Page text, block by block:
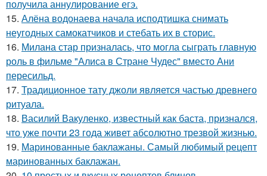
получила аннулирование егэ.
15. Алёна водонаева начала исподтишка снимать
неугодных самокатчиков и стебать их в сторис.
16. Милана стар призналась, что могла сыграть главную
роль в фильме "Алиса в Стране Чудес" вместо Ани
пересильд.
17. Традиционное тату джоли является частью древнего
ритуала.
18. Василий Вакуленко, известный как баста, признался,
что уже почти 23 года живет абсолютно трезвой жизнью.
19. Маринованные баклажаны. Самый любимый рецепт
маринованных баклажан.